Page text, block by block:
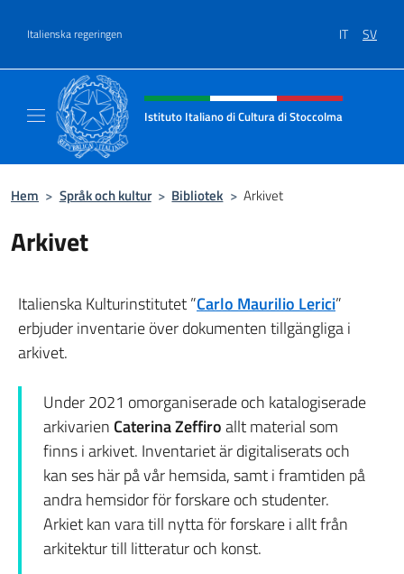
Italienska regeringen IT SV
Header, social and menu of site
Istituto Italiano di Cultura di Stoccolma
Hem > Språk och kultur > Bibliotek > Arkivet
Arkivet
Italienska Kulturinstitutet ”Carlo Maurilio Lerici”
erbjuder inventarie över dokumenten tillgängliga i
arkivet.
Under 2021 omorganiserade och katalogiserade
arkivarien Caterina Zeffiroallt material som
finns i arkivet. Inventariet är digitaliserats och
kan ses här på vår hemsida, samt i framtiden på
andra hemsidor för forskare och studenter.
Arkiet kan vara till nytta för forskare i allt från
arkitektur till litteratur och konst.